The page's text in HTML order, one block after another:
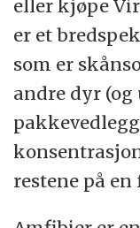
eller kjøpe
er et
som er
andre dyr
restene på